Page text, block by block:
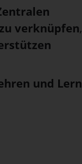
verknüpfen
und